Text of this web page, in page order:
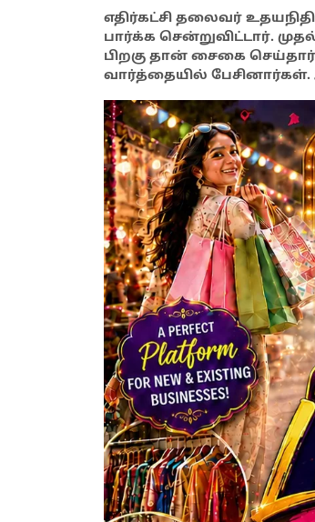
எதிர்கட்சி தலைவர்
பார்க்க சென்றுவிட்டார்.
பிறகு தான் சைகை செய்தார்.
வார்த்தையில்